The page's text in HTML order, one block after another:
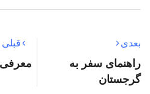
قبلی بعدی
راهنمای سفر به
گرجستان